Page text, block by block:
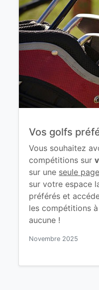
Vos golfs
Vous souhaitez
compétitions sur
sur une seule page
sur votre espace
préférés et
les compétitions
aucune !
Novembre 2025